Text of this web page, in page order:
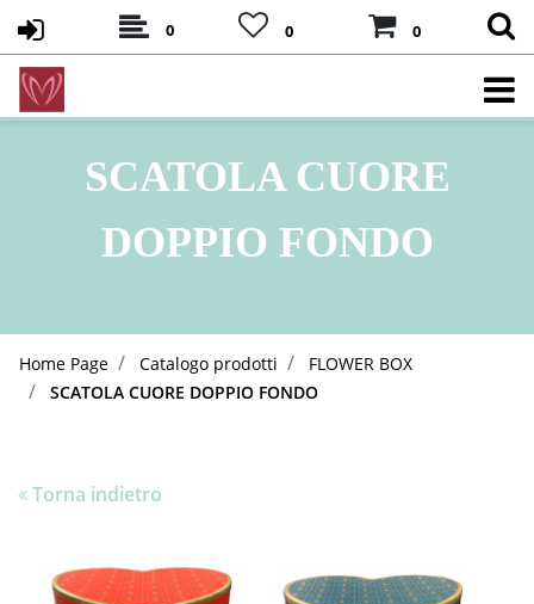
0 0 0
SCATOLA CUORE
DOPPIO FONDO
Home Page Catalogo prodotti
FLOWER BOX
SCATOLA CUORE DOPPIO FONDO
Torna indietro